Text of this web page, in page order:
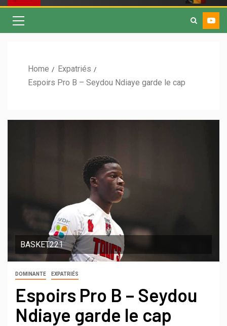
Home
Expatriés
Espoirs Pro B – Seydou Ndiaye garde le cap
BASKET221
DOMINANTE EXPATRIÉS
Espoirs Pro B – Seydou
Ndiaye garde le cap